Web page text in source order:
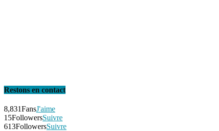
Restons en contact
8,831FansJ'aime
15FollowersSuivre
613FollowersSuivre